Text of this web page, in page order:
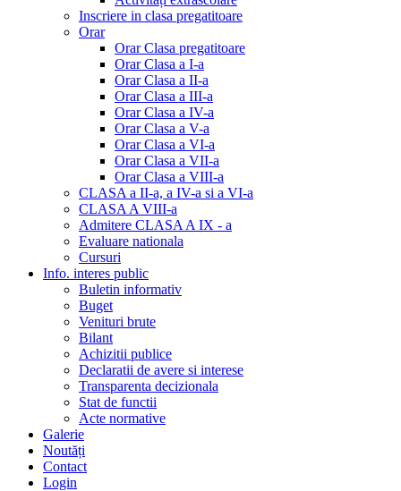
Inscriere in clasa pregatitoare
Orar
Orar Clasa pregatitoare
Orar Clasa a I-a
Orar Clasa a II-a
Orar Clasa a III-a
Orar Clasa a IV-a
Orar Clasa a V-a
Orar Clasa a VI-a
Orar Clasa a VII-a
Orar Clasa a VIII-a
CLASA a II-a, a IV-a si a VI-a
CLASA A VIII-a
Admitere CLASA A IX - a
Evaluare nationala
Cursuri
Info. interes public
Buletin informativ
Buget
Venituri brute
Bilant
Achizitii publice
Declaratii de avere si interese
Transparenta decizionala
Stat de functii
Acte normative
Galerie
Noutăți
Contact
Login